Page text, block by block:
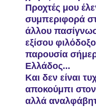
Προχτές μου
συμπεριφορά
άλλου
εξίσου
παρουσία
Ελλάδος...
Και δεν είναι
αποκούμπι
αλλά